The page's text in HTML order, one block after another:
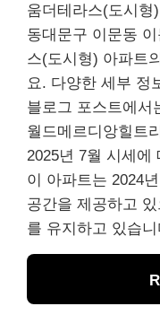
움더테라스(도시형
동대문구 이문동
스(도시형) 아파트
요. 다양한 세부 정
블로그 포스트에서
월드메르디앙힐트
2025년 7월 시세에
이 아파트는 2024
공간을 제공하고
를 유지하고 있습